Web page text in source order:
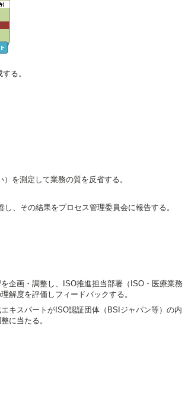
る。
を測定して業務の質を反省する。
、その結果をプロセス管理委員会に報告する。
企画・調整し、ISO推進担当部署（ISO・医療業務
解度を評価しフィードバックする。
キスパートがISO認証団体（BSIジャパン等）の内
に当たる。